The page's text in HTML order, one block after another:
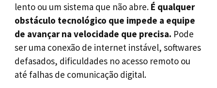
lento ou um sistema que não abre. É qualquer
obstáculo tecnológico que impede a equipe
de avançar na velocidade que precisa. Pode
ser uma conexão de internet instável, softwares
defasados, dificuldades no acesso remoto ou
até falhas de comunicação digital.